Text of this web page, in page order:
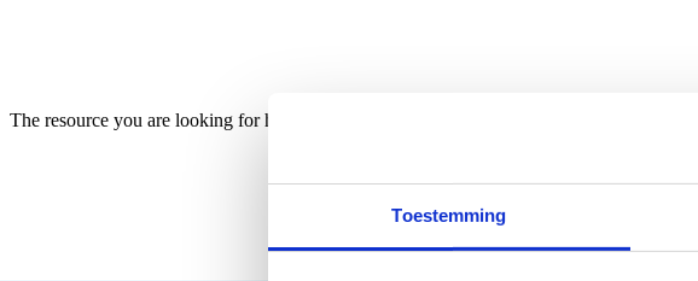
Toestemming